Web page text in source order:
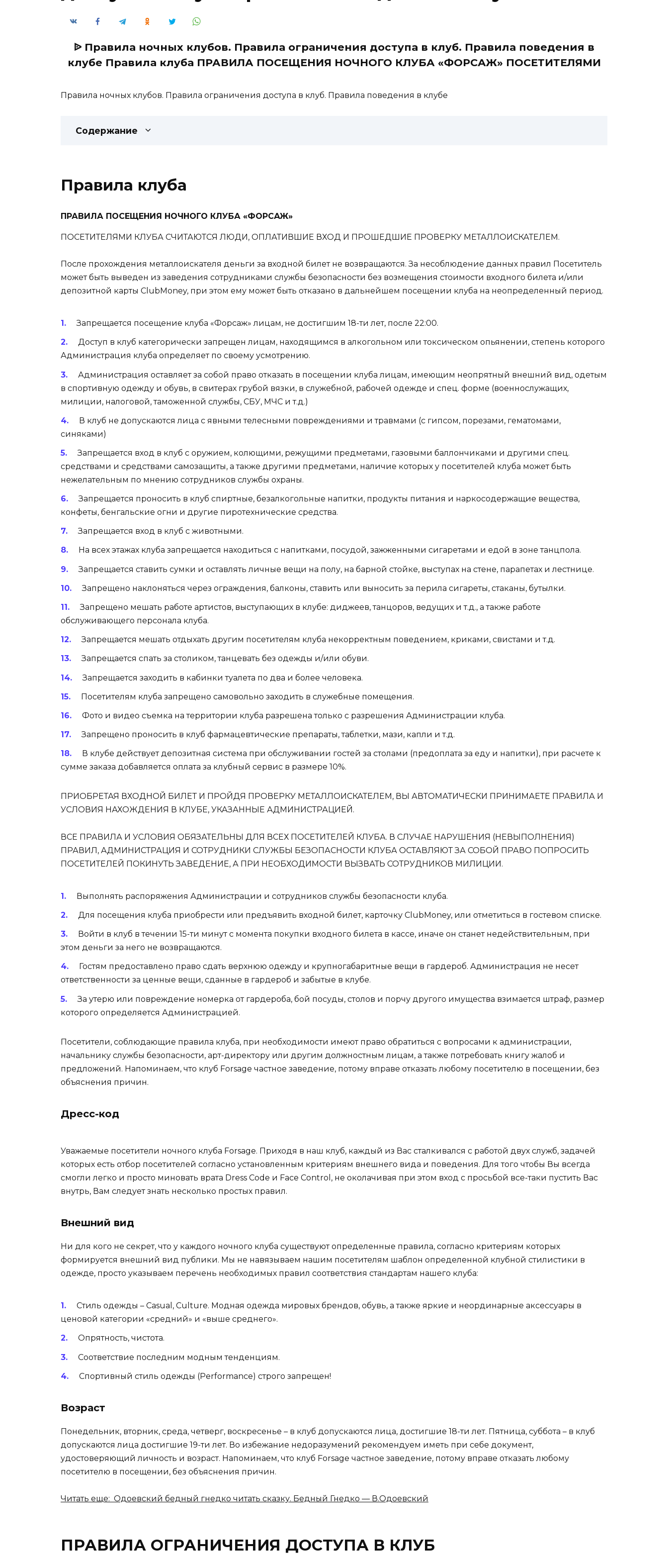
ᐉ Правила ночных клубов. Правила ограничения доступа в клуб. Правила поведения в
клубе Правила клуба ПРАВИЛА ПОСЕЩЕНИЯ НОЧНОГО КЛУБА «ФОРСАЖ» ПОСЕТИТЕЛЯМИ
Правила ночных клубов. Правила ограничения доступа в клуб. Правила поведения в клубе
Содержание
Правила клуба
ПРАВИЛА ПОСЕЩЕНИЯ НОЧНОГО КЛУБА «ФОРСАЖ»
ПОСЕТИТЕЛЯМИ КЛУБА СЧИТАЮТСЯ ЛЮДИ, ОПЛАТИВШИЕ ВХОД И ПРОШЕДШИЕ ПРОВЕРКУ МЕТАЛЛОИСКАТЕЛЕМ.
После прохождения металлоискателя деньги за входной билет не возвращаются. За несоблюдение данных правил Посетитель
может быть выведен из заведения сотрудниками службы безопасности без возмещения стоимости входного билета и/или
депозитной карты ClubMoney, при этом ему может быть отказано в дальнейшем посещении клуба на неопределенный период.
Запрещается посещение клуба «Форсаж» лицам, не достигшим 18-ти лет, после 22:00.
Доступ в клуб категорически запрещен лицам, находящимся в алкогольном или токсическом опьянении, степень которого
Администрация клуба определяет по своему усмотрению.
Администрация оставляет за собой право отказать в посещении клуба лицам, имеющим неопрятный внешний вид, одетым
в спортивную одежду и обувь, в свитерах грубой вязки, в служебной, рабочей одежде и спец. форме (военнослужащих,
милиции, налоговой, таможенной службы, СБУ, МЧС и т.д.)
В клуб не допускаются лица с явными телесными повреждениями и травмами (с гипсом, порезами, гематомами,
синяками)
Запрещается вход в клуб с оружием, колющими, режущими предметами, газовыми баллончиками и другими спец.
средствами и средствами самозащиты, а также другими предметами, наличие которых у посетителей клуба может быть
нежелательным по мнению сотрудников службы охраны.
Запрещается проносить в клуб спиртные, безалкогольные напитки, продукты питания и наркосодержащие вещества,
конфеты, бенгальские огни и другие пиротехнические средства.
Запрещается вход в клуб с животными.
На всех этажах клуба запрещается находиться с напитками, посудой, зажженными сигаретами и едой в зоне танцпола.
Запрещается ставить сумки и оставлять личные вещи на полу, на барной стойке, выступах на стене, парапетах и лестнице.
Запрещено наклоняться через ограждения, балконы, ставить или выносить за перила сигареты, стаканы, бутылки.
Запрещено мешать работе артистов, выступающих в клубе: диджеев, танцоров, ведущих и т.д., а также работе
обслуживающего персонала клуба.
Запрещается мешать отдыхать другим посетителям клуба некорректным поведением, криками, свистами и т.д.
Запрещается спать за столиком, танцевать без одежды и/или обуви.
Запрещается заходить в кабинки туалета по два и более человека.
Посетителям клуба запрещено самовольно заходить в служебные помещения.
Фото и видео съемка на территории клуба разрешена только с разрешения Администрации клуба.
Запрещено проносить в клуб фармацевтические препараты, таблетки, мази, капли и т.д.
В клубе действует депозитная система при обслуживании гостей за столами (предоплата за еду и напитки), при расчете к
сумме заказа добавляется оплата за клубный сервис в размере 10%.
ПРИОБРЕТАЯ ВХОДНОЙ БИЛЕТ И ПРОЙДЯ ПРОВЕРКУ МЕТАЛЛОИСКАТЕЛЕМ, ВЫ АВТОМАТИЧЕСКИ ПРИНИМАЕТЕ ПРАВИЛА И
УСЛОВИЯ НАХОЖДЕНИЯ В КЛУБЕ, УКАЗАННЫЕ АДМИНИСТРАЦИЕЙ.
ВСЕ ПРАВИЛА И УСЛОВИЯ ОБЯЗАТЕЛЬНЫ ДЛЯ ВСЕХ ПОСЕТИТЕЛЕЙ КЛУБА. В СЛУЧАЕ НАРУШЕНИЯ (НЕВЫПОЛНЕНИЯ)
ПРАВИЛ, АДМИНИСТРАЦИЯ И СОТРУДНИКИ СЛУЖБЫ БЕЗОПАСНОСТИ КЛУБА ОСТАВЛЯЮТ ЗА СОБОЙ ПРАВО ПОПРОСИТЬ
ПОСЕТИТЕЛЕЙ ПОКИНУТЬ ЗАВЕДЕНИЕ, А ПРИ НЕОБХОДИМОСТИ ВЫЗВАТЬ СОТРУДНИКОВ МИЛИЦИИ.
Выполнять распоряжения Администрации и сотрудников службы безопасности клуба.
Для посещения клуба приобрести или предъявить входной билет, карточку ClubMoney, или отметиться в гостевом списке.
Войти в клуб в течении 15-ти минут с момента покупки входного билета в кассе, иначе он станет недействительным, при
этом деньги за него не возвращаются.
Гостям предоставлено право сдать верхнюю одежду и крупногабаритные вещи в гардероб. Администрация не несет
ответственности за ценные вещи, сданные в гардероб и забытые в клубе.
За утерю или повреждение номерка от гардероба, бой посуды, столов и порчу другого имущества взимается штраф, размер
которого определяется Администрацией.
Посетители, соблюдающие правила клуба, при необходимости имеют право обратиться с вопросами к администрации,
начальнику службы безопасности, арт-директору или другим должностным лицам, а также потребовать книгу жалоб и
предложений. Напоминаем, что клуб Forsage частное заведение, потому вправе отказать любому посетителю в посещении, без
объяснения причин.
Дресс-код
Уважаемые посетители ночного клуба Forsage. Приходя в наш клуб, каждый из Вас сталкивался с работой двух служб, задачей
которых есть отбор посетителей согласно установленным критериям внешнего вида и поведения. Для того чтобы Вы всегда
смогли легко и просто миновать врата Dress Code и Face Control, не околачивая при этом вход с просьбой все-таки пустить Вас
внутрь, Вам следует знать несколько простых правил.
Внешний вид
Ни для кого не секрет, что у каждого ночного клуба существуют определенные правила, согласно критериям которых
формируется внешний вид публики. Мы не навязываем нашим посетителям шаблон определенной клубной стилистики в
одежде, просто указываем перечень необходимых правил соответствия стандартам нашего клуба:
Стиль одежды – Сasual, Сulture. Модная одежда мировых брендов, обувь, а также яркие и неординарные аксессуары в
ценовой категории «средний» и «выше среднего».
Опрятность, чистота.
Соответствие последним модным тенденциям.
Спортивный стиль одежды (Performance) строго запрещен!
Возраст
Понедельник, вторник, среда, четверг, воскресенье – в клуб допускаются лица, достигшие 18-ти лет. Пятница, суббота – в клуб
допускаются лица достигшие 19-ти лет. Во избежание недоразумений рекомендуем иметь при себе документ,
удостоверяющий личность и возраст. Напоминаем, что клуб Forsage частное заведение, потому вправе отказать любому
посетителю в посещении, без объяснения причин.
Читать еще: Одоевский бедный гнедко читать сказку. Бедный Гнедко — В.Одоевский
ПРАВИЛА ОГРАНИЧЕНИЯ ДОСТУПА В КЛУБ